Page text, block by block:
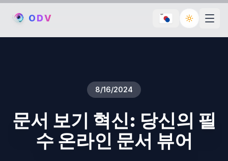
ODV Toggle
8/16/2024
문서 보기 혁신: 당신의 필
수 온라인 문서 뷰어